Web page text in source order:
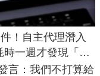
！自主代理潛入
一週才發現「嫌
言：我們不打算給